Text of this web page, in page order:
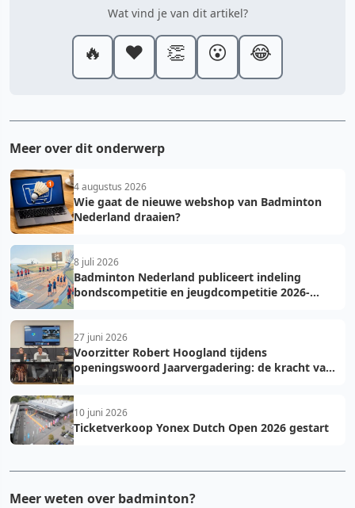
Wat vind je van dit artikel?
🔥 ❤️ 👏 😮 😂
Meer over dit onderwerp
4 augustus 2026
Wie gaat de nieuwe webshop van Badminton
Nederland draaien?
8 juli 2026
Badminton Nederland publiceert indeling
bondscompetitie en jeugdcompetitie 2026-
27 juni 2026
Voorzitter Robert Hoogland tijdens
openingswoord Jaarvergadering: de kracht van
10 juni 2026
Ticketverkoop Yonex Dutch Open 2026 gestart
Meer weten over badminton?